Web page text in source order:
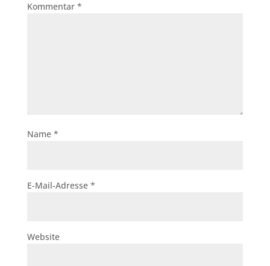
Kommentar *
Name *
E-Mail-Adresse *
Website